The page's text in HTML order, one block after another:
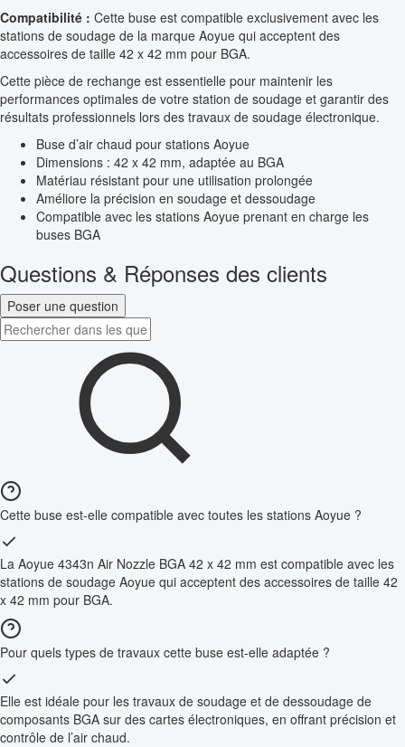
Compatibilité : Cette buse est compatible exclusivement avec les
stations de soudage de la marque Aoyue qui acceptent des
accessoires de taille 42 x 42 mm pour BGA.
Cette pièce de rechange est essentielle pour maintenir les
performances optimales de votre station de soudage et garantir des
résultats professionnels lors des travaux de soudage électronique.
Buse d’air chaud pour stations Aoyue
Dimensions : 42 x 42 mm, adaptée au BGA
Matériau résistant pour une utilisation prolongée
Améliore la précision en soudage et dessoudage
Compatible avec les stations Aoyue prenant en charge les
buses BGA
Questions & Réponses des clients
Poser une question
Cette buse est-elle compatible avec toutes les stations Aoyue ?
La Aoyue 4343n Air Nozzle BGA 42 x 42 mm est compatible avec les
stations de soudage Aoyue qui acceptent des accessoires de taille 42
x 42 mm pour BGA.
Pour quels types de travaux cette buse est-elle adaptée ?
Elle est idéale pour les travaux de soudage et de dessoudage de
composants BGA sur des cartes électroniques, en offrant précision et
contrôle de l’air chaud.